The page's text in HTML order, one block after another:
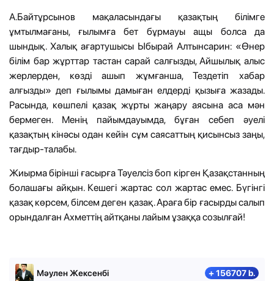
А.Байтұрсынов мақаласындағы қазақтың білімге
ұмтылмағаны, ғылымға бет бұрмауы ащы болса да
шындық. Халық ағартушысы Ыбырай Алтынсарин: «Өнер
білім бар жұрттар тастан сарай салғызды, Айшылық алыс
жерлерден, көзді ашып жұмғанша, Тездетіп хабар
алғызды» деп ғылымы дамыған елдерді қызыға жазады.
Расында, көшпелі қазақ жұрты жаңару аясына аса мән
бермеген. Менің пайымдауымда, бұған себеп әуелі
қазақтың кінәсы одан кейін сұм саясаттың қисынсыз заңы,
тағдыр-талабы.
Жиырма бірінші ғасырға Тәуелсіз боп кірген Қазақстанның
болашағы айқын. Кешегі жартас сол жартас емес. Бүгінгі
қазақ көрсем, білсем деген қазақ. Араға бір ғасырды салып
орындалған Ахметтің айтқаны лайым ұзаққа созылғай!
Мәулен Жексенбі + 156707 b.